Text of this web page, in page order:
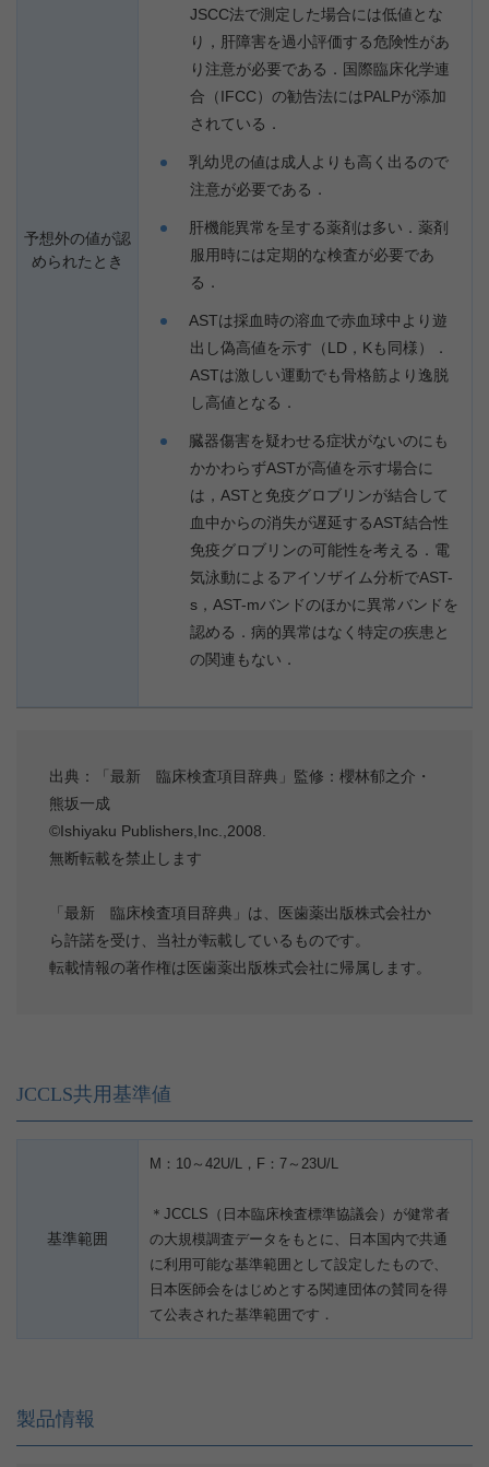
予想外の値が認
められたとき
JSCC法で測定した場合には低値とな
り，肝障害を過小評価する危険性があ
り注意が必要である．国際臨床化学連
合（IFCC）の勧告法にはPALPが添加
されている．
乳幼児の値は成人よりも高く出るので
注意が必要である．
肝機能異常を呈する薬剤は多い．薬剤
服用時には定期的な検査が必要であ
る．
ASTは採血時の溶血で赤血球中より遊
出し偽高値を示す（LD，Kも同様）．
ASTは激しい運動でも骨格筋より逸脱
し高値となる．
臓器傷害を疑わせる症状がないのにも
かかわらずASTが高値を示す場合に
は，ASTと免疫グロブリンが結合して
血中からの消失が遅延するAST結合性
免疫グロブリンの可能性を考える．電
気泳動によるアイソザイム分析でAST-
s，AST-mバンドのほかに異常バンドを
認める．病的異常はなく特定の疾患と
の関連もない．
出典：「最新 臨床検査項目辞典」監修：櫻林郁之介・
熊坂一成
©Ishiyaku Publishers,Inc.,2008.
無断転載を禁止します
「最新 臨床検査項目辞典」は、医歯薬出版株式会社か
ら許諾を受け、当社が転載しているものです。
転載情報の著作権は医歯薬出版株式会社に帰属します。
JCCLS共用基準値
基準範囲
M：10～42U/L，F：7～23U/L
＊JCCLS（日本臨床検査標準協議会）が健常者
の大規模調査データをもとに、日本国内で共通
に利用可能な基準範囲として設定したもので、
日本医師会をはじめとする関連団体の賛同を得
て公表された基準範囲です．
製品情報